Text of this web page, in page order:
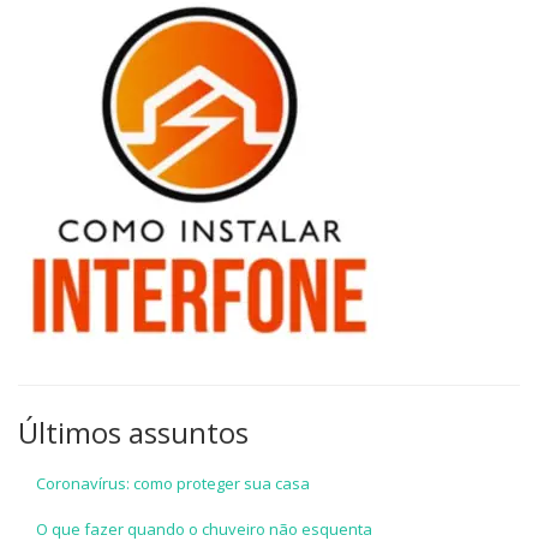
Últimos assuntos
Coronavírus: como proteger sua casa
O que fazer quando o chuveiro não esquenta